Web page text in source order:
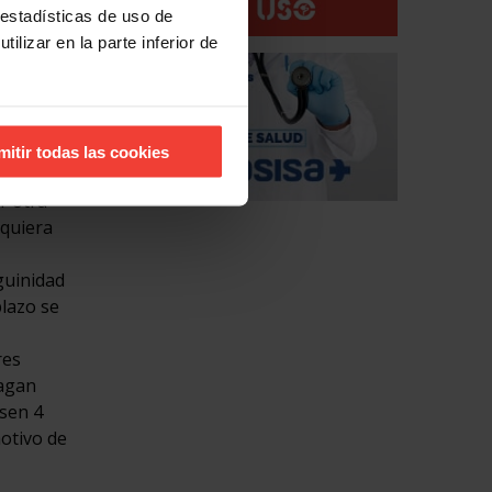
de uso de
en la parte inferior de
todas las cookies
así
otra
se
4
de